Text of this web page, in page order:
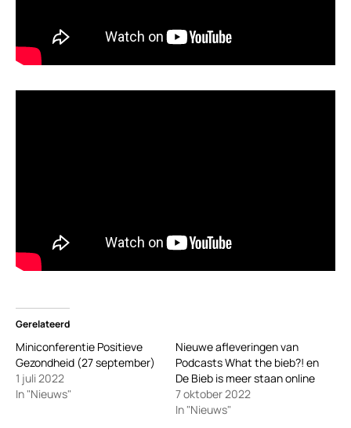
Gerelateerd
Miniconferentie Positieve
Gezondheid (27 september)
1 juli 2022
In "Nieuws"
Nieuwe afleveringen van
Podcasts What the bieb?! en
De Bieb is meer staan online
7 oktober 2022
In "Nieuws"